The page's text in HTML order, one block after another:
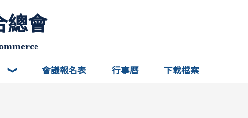
總會
會議報名表 行事曆 下載檔案